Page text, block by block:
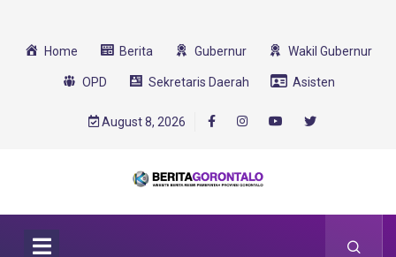
Home Berita Gubernur Wakil Gubernur
OPD Sekretaris Daerah Asisten
August 8, 2026